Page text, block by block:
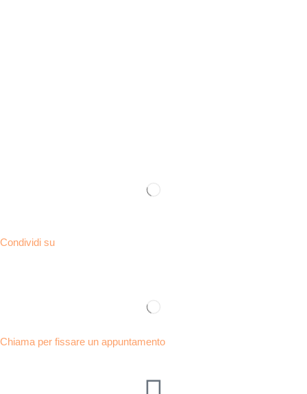
Condividi su
Chiama per fissare un appuntamento